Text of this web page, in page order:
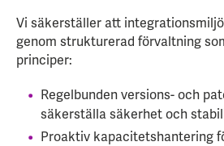
Vi säkerställer att
genom strukturerad förvaltning
principer:
Regelbunden versions- och
säkerställa säkerhet och
Proaktiv kapacitetshantering